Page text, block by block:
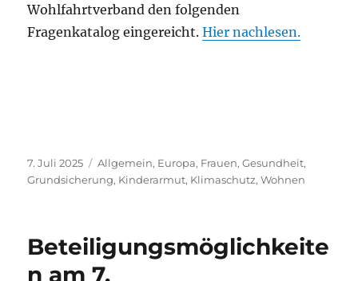
Wohlfahrtverband den folgenden
Fragenkatalog eingereicht.Hier nachlesen.
Veröffentlicht
am
7. Juli 2025 Kategorien
Allgemein, Europa, Frauen,Gesundheit,
Grundsicherung, Kinderarmut, Klimaschutz,Wohnen
Beteiligungsmöglichkeite
n am 7.